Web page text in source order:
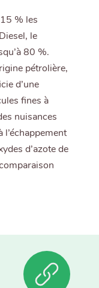
% les
le
80 %.
pétrolière,
d’une
fines à
nuisances
l’échappement
d’azote de